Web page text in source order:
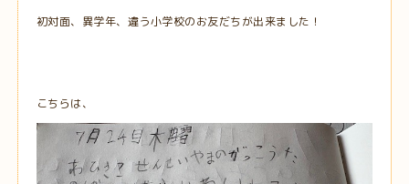
初対面、異学年、違う小学校のお友だちが出来ました！
こちらは、